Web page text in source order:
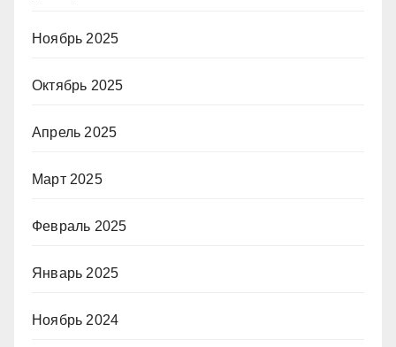
Ноябрь 2025
Октябрь 2025
Апрель 2025
Март 2025
Февраль 2025
Январь 2025
Ноябрь 2024